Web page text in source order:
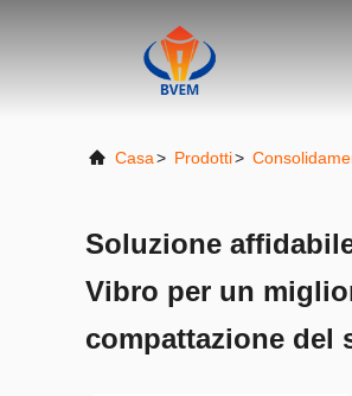
Casa> Prodotti>
Soluzione
Vibro per un
compattazione del